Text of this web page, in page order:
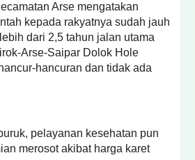
Arse mengatakan
kepada rakyatnya sudah jauh
dari 2,5 tahun jalan utama
Arse-Saipar Dolok Hole
hancuran dan tidak ada
pelayanan kesehatan pun
merosot akibat harga karet